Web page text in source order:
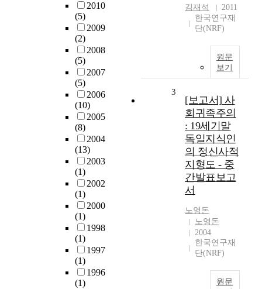
2010
(5)
2009
(2)
2008
(5)
2007
(5)
2006
(10)
2005
(8)
2004
(13)
2003
(1)
2002
(1)
2000
(1)
1998
(1)
1997
(1)
1996
(1)
김재석
2011
한국연구재
단(NRF)
원문
보기
3
[보고서] 사
회귀족주의
: 19세기말
독일지식인
의 정신사적
지형도 - 중
간발표보고
서
노영돈
노영돈
2004
한국연구재
단(NRF)
원문